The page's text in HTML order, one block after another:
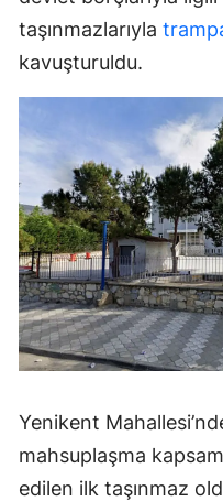
taşınmazlarıyla
kavuşturuldu.
Yenikent
mahsuplaşma
edilen ilk taşınmaz